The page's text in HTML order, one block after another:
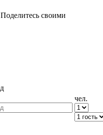
своими
чел.